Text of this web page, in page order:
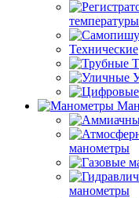
температуры
Технические
манометры
манометры